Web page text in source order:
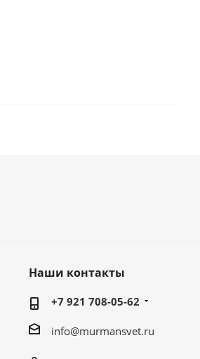
Наши контакты
+7 921 708-05-62
info@murmansvet.ru